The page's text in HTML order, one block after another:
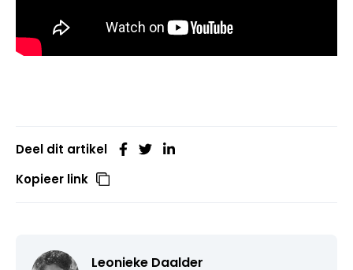
Deel dit artikel
Kopieer link
Leonieke Daalder